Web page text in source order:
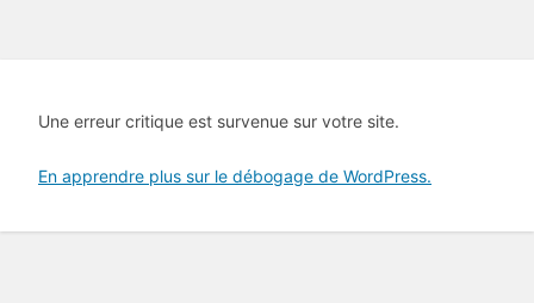
Une erreur critique est survenue sur votre site.
En apprendre plus sur le débogage de WordPress.